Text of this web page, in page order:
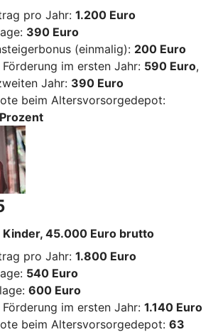
pro Jahr: 1.200 Euro
390 Euro
(einmalig): 200 Euro
Förderung im ersten Jahr: 590 Euro,
Jahr: 390 Euro
beim Altersvorsorgedepot:
45.000 Euro brutto
pro Jahr: 1.800 Euro
540 Euro
600 Euro
Förderung im ersten Jahr: 1.140 Euro
beim Altersvorsorgedepot: 63